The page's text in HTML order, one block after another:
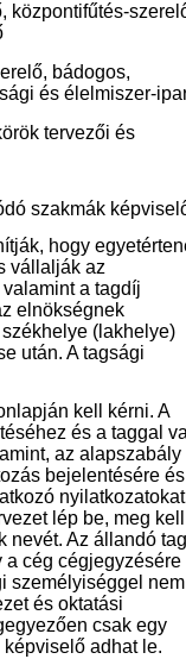
központifűtés-
bádogos,
és élelmiszer-
tervezői és
szakmák
hogy
vállalják az
a tagdíj
elnökségnek
(lakhelye)
után. A tagsági
kell kérni. A
és a taggal
az alapszabály
bejelentésére
nyilatkozatokat
lép be, meg kell
nevét. Az állandó
a cég cégjegyzésére
személyiséggel nem
és oktatási
csak egy
adhat le.